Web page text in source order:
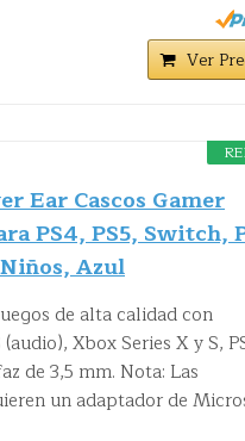
Ver
Ear Cascos Gamer
PS4, PS5, Switch,
Azul
de alta calidad con
Xbox Series X y S,
de 3,5 mm. Nota: Las
un adaptador de